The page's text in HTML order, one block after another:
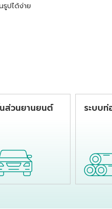
รูปได้ง่าย
ส่วนยานยนต์ ระบบท่